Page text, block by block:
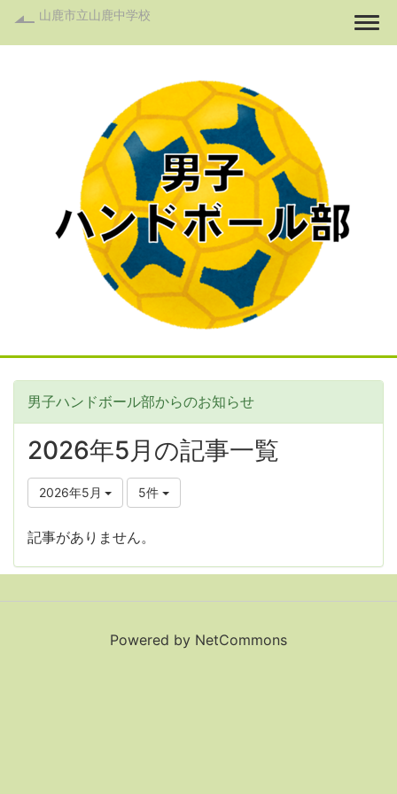
山鹿市立山鹿中学校
男子ハンドボール部からのお知らせ
2026年5月の記事一覧
2026年5月 5件
記事がありません。
Powered by NetCommons